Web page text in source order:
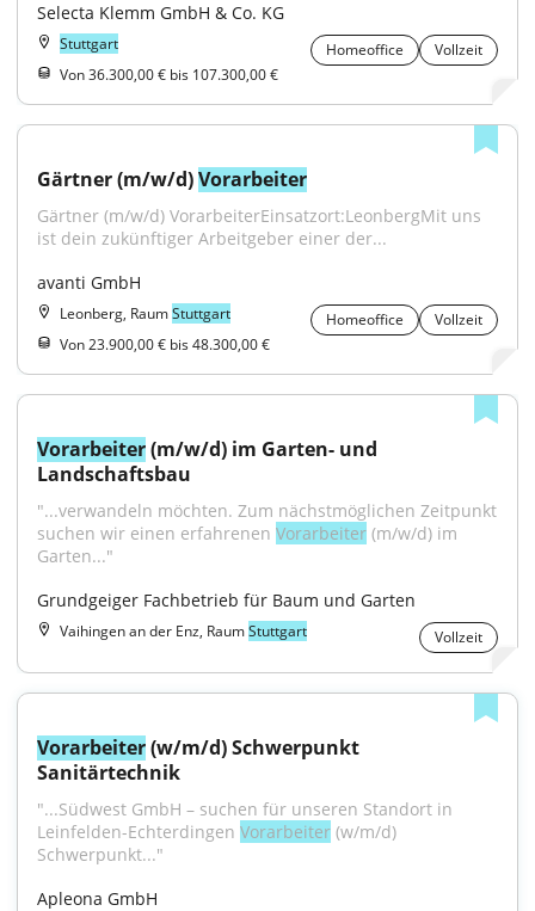
Selecta Klemm GmbH & Co. KG
Stuttgart Homeoffice
Vollzeit
Von 36.300,00 € bis 107.300,00 €
Gärtner (m/w/d) Vorarbeiter
Gärtner (m/w/d) VorarbeiterEinsatzort:LeonbergMit uns
ist dein zukünftiger Arbeitgeber einer der...
avanti GmbH
Leonberg, RaumStuttgart Homeoffice
Vollzeit
Von 23.900,00 € bis 48.300,00 €
Vorarbeiter (m/w/d) im Garten- und
Landschaftsbau
"...verwandeln möchten. Zum nächstmöglichen Zeitpunkt
suchen wir einen erfahrenen Vorarbeiter (m/w/d) im
Garten..."
Grundgeiger Fachbetrieb für Baum und Garten
Vaihingen an der Enz, RaumStuttgart Vollzeit
Vorarbeiter (w/m/d) Schwerpunkt
Sanitärtechnik
"...Südwest GmbH – suchen für unseren Standort in
Leinfelden-Echterdingen Vorarbeiter (w/m/d)
Schwerpunkt..."
Apleona GmbH